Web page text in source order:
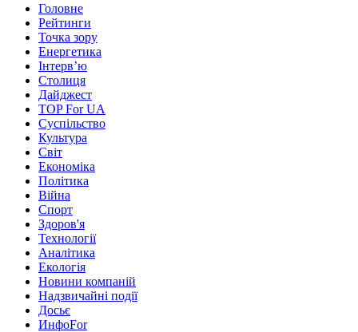
Головне
Рейтинги
Точка зору
Енергетика
Інтерв’ю
Столиця
Дайджест
TOP For UA
Суспiльство
Культура
Світ
Економіка
Політика
Війна
Спорт
Здоров'я
Технології
Аналітика
Екологія
Новини компаній
Надзвичайні події
Досьє
ИнфоFor